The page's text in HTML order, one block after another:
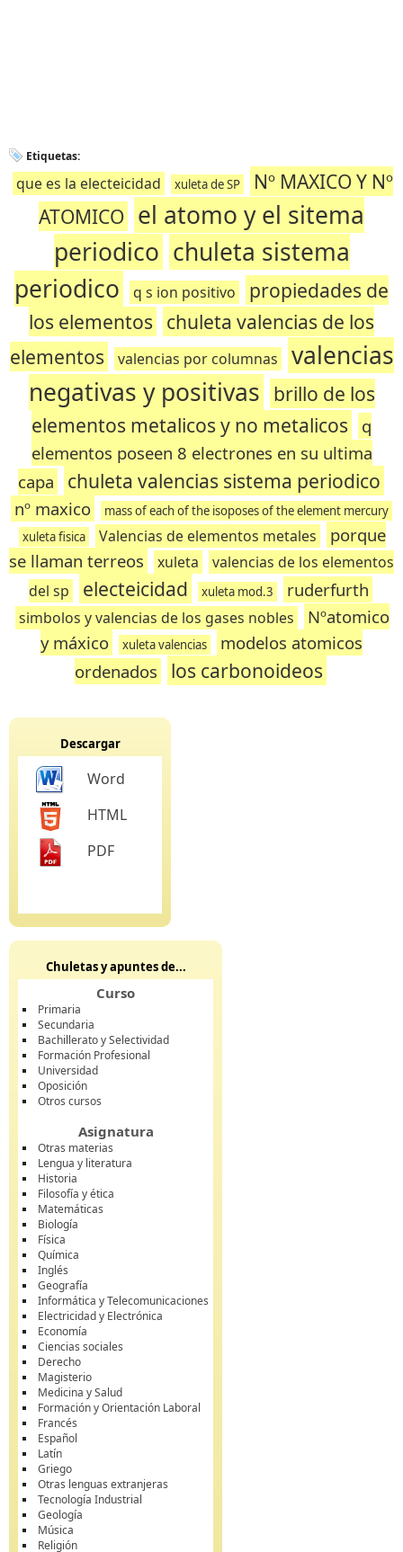
Etiquetas:
que es la electeicidad xuleta de SP
Nº MAXICO Y Nº
ATOMICO el atomo y el sitema
periodico chuleta sistema
periodico
q s ion positivo
propiedades de
los elementos chuleta valencias de los
elementos
valencias por columnas
valencias
negativas y positivas brillo de los
elementos metalicos y no metalicos
q
elementos poseen 8 electrones en su ultima
capa
chuleta valencias sistema periodico
nº maxico
mass of each of the isoposes of the element mercury
xuleta fisica
Valencias de elementos metales
porque
se llaman terreos
xuleta
valencias de los elementos
del sp
electeicidad xuleta mod.3 ruderfurth
simbolos y valencias de los gases nobles
Nºatomico
y máxico
xuleta valencias
modelos atomicos
ordenados
los carbonoideos
Descargar
Word
HTML
PDF
Chuletas y apuntes de...
Curso
Primaria
Secundaria
Bachillerato y Selectividad
Formación Profesional
Universidad
Oposición
Otros cursos
Asignatura
Otras materias
Lengua y literatura
Historia
Filosofía y ética
Matemáticas
Biología
Física
Química
Inglés
Geografía
Informática y Telecomunicaciones
Electricidad y Electrónica
Economía
Ciencias sociales
Derecho
Magisterio
Medicina y Salud
Formación y Orientación Laboral
Francés
Español
Latín
Griego
Otras lenguas extranjeras
Tecnología Industrial
Geología
Música
Religión